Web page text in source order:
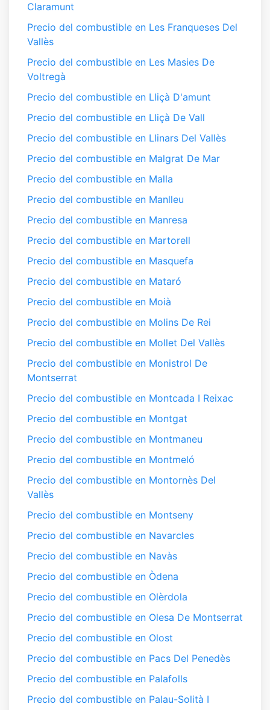
Claramunt
Precio del combustible en Les Franqueses Del
Vallès
Precio del combustible en Les Masies De
Voltregà
Precio del combustible en Lliçà D'amunt
Precio del combustible en Lliçà De Vall
Precio del combustible en Llinars Del Vallès
Precio del combustible en Malgrat De Mar
Precio del combustible en Malla
Precio del combustible en Manlleu
Precio del combustible en Manresa
Precio del combustible en Martorell
Precio del combustible en Masquefa
Precio del combustible en Mataró
Precio del combustible en Moià
Precio del combustible en Molins De Rei
Precio del combustible en Mollet Del Vallès
Precio del combustible en Monistrol De
Montserrat
Precio del combustible en Montcada I Reixac
Precio del combustible en Montgat
Precio del combustible en Montmaneu
Precio del combustible en Montmeló
Precio del combustible en Montornès Del
Vallès
Precio del combustible en Montseny
Precio del combustible en Navarcles
Precio del combustible en Navàs
Precio del combustible en Òdena
Precio del combustible en Olèrdola
Precio del combustible en Olesa De Montserrat
Precio del combustible en Olost
Precio del combustible en Pacs Del Penedès
Precio del combustible en Palafolls
Precio del combustible en Palau-Solità I